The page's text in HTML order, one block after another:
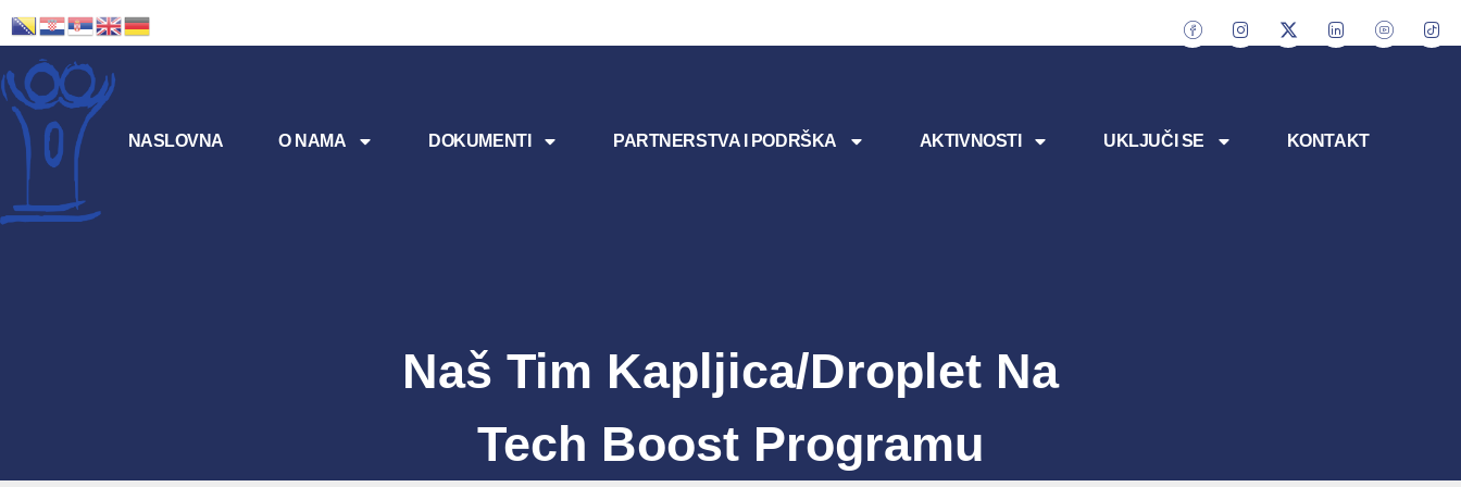
NASLOVNA O NAMA DOKUMENTI PARTNERSTVA I PODRŠKA AKTIVNOSTI UKLJUČI SE KONTAKT
Naš Tim Kapljica/Droplet Na
Tech Boost Programu